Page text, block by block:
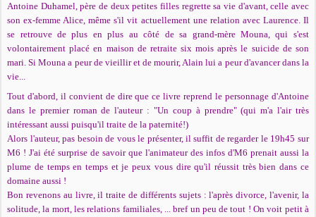
Antoine Duhamel, père de deux petites filles regrette sa vie d'avant, celle avec
son ex-femme Alice, même s'il vit actuellement une relation avec Laurence. Il
se retrouve de plus en plus au côté de sa grand-mère Mouna, qui s'est
volontairement placé en maison de retraite six mois après le suicide de son
mari. Si Mouna a peur de vieillir et de mourir, Alain lui a peur d'avancer dans la
vie...
Tout d'abord, il convient de dire que ce livre reprend le personnage d'Antoine
dans le premier roman de l'auteur : "Un coup à prendre" (qui m'a l'air très
intéressant aussi puisqu'il traite de la paternité!)
Alors l'auteur, pas besoin de vous le présenter, il suffit de regarder le 19h45 sur
M6 ! J'ai été surprise de savoir que l'animateur des infos d'M6 prenait aussi la
plume de temps en temps et je peux vous dire qu'il réussit très bien dans ce
domaine aussi !
Bon revenons au livre, il traite de différents sujets : l'après divorce, l'avenir, la
solitude, la mort, les relations familiales, ... bref un peu de tout ! On voit petit à